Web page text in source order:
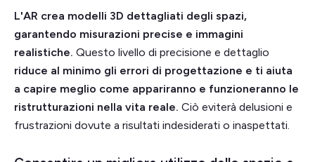
L'AR crea modelli 3D dettagliati degli spazi,
garantendo misurazioni precise e immagini
realistiche. Questo livello di precisione e dettaglio
riduce al minimo gli errori di progettazione e ti aiuta
a capire meglio come appariranno e funzioneranno le
ristrutturazioni nella vita reale. Ciò eviterà delusioni e
frustrazioni dovute a risultati indesiderati o inaspettati.